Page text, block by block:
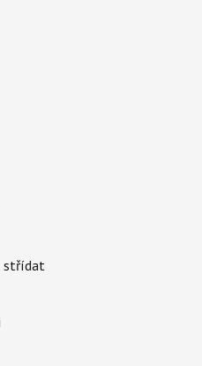
střídat